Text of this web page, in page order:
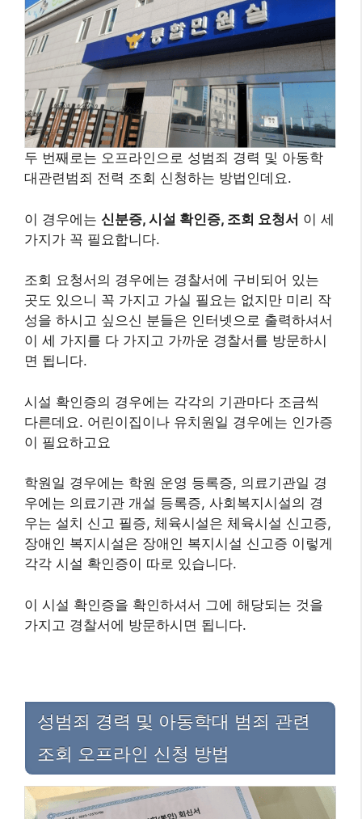
두 번째로는 오프라인으로 성범죄 경력 및 아동학
대관련범죄 전력 조회 신청하는 방법인데요.
이 경우에는 신분증, 시설 확인증, 조회 요청서 이 세
가지가 꼭 필요합니다.
조회 요청서의 경우에는 경찰서에 구비되어 있는
곳도 있으니 꼭 가지고 가실 필요는 없지만 미리 작
성을 하시고 싶으신 분들은 인터넷으로 출력하셔서
이 세 가지를 다 가지고 가까운 경찰서를 방문하시
면 됩니다.
시설 확인증의 경우에는 각각의 기관마다 조금씩
다른데요. 어린이집이나 유치원일 경우에는 인가증
이 필요하고요
학원일 경우에는 학원 운영 등록증, 의료기관일 경
우에는 의료기관 개설 등록증, 사회복지시설의 경
우는 설치 신고 필증, 체육시설은 체육시설 신고증,
장애인 복지시설은 장애인 복지시설 신고증 이렇게
각각 시설 확인증이 따로 있습니다.
이 시설 확인증을 확인하셔서 그에 해당되는 것을
가지고 경찰서에 방문하시면 됩니다.
성범죄 경력 및 아동학대 범죄 관련
조회 오프라인 신청 방법